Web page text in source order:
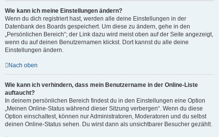
Wie kann ich meine Einstellungen ändern?
Wenn du dich registriert hast, werden alle deine Einstellungen in der
Datenbank des Boards gespeichert. Um diese zu ändern, gehe in den
„Persönlichen Bereich“; der Link dazu wird meist oben auf der Seite angezeigt,
wenn du auf deinen Benutzernamen klickst. Dort kannst du alle deine
Einstellungen ändern.
Nach oben
Wie kann ich verhindern, dass mein Benutzername in der Online-Liste
auftaucht?
In deinem persönlichen Bereich findest du in den Einstellungen eine Option
„Meinen Online-Status während dieser Sitzung verbergen“. Wenn du diese
Option einschaltest, können nur Administratoren, Moderatoren und du selbst
deinen Online-Status sehen. Du wirst dann als unsichtbarer Besucher gezählt.